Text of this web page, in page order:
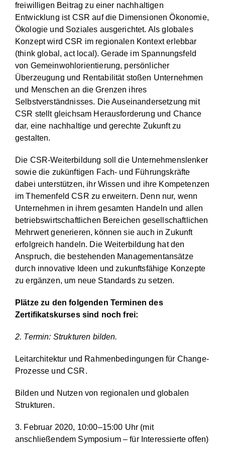
freiwilligen Beitrag zu einer nachhaltigen
Entwicklung ist CSR auf die Dimensionen Ökonomie,
Ökologie und Soziales ausgerichtet. Als globales
Konzept wird CSR im regionalen Kontext erlebbar
(think global, act local). Gerade im Spannungsfeld
von Gemeinwohlorientierung, persönlicher
Überzeugung und Rentabilität stoßen Unternehmen
und Menschen an die Grenzen ihres
Selbstverständnisses. Die Auseinandersetzung mit
CSR stellt gleichsam Herausforderung und Chance
dar, eine nachhaltige und gerechte Zukunft zu
gestalten.
Die CSR-Weiterbildung soll die Unternehmenslenker
sowie die zukünftigen Fach- und Führungskräfte
dabei unterstützen, ihr Wissen und ihre Kompetenzen
im Themenfeld CSR zu erweitern. Denn nur, wenn
Unternehmen in ihrem gesamten Handeln und allen
betriebswirtschaftlichen Bereichen gesellschaftlichen
Mehrwert generieren, können sie auch in Zukunft
erfolgreich handeln. Die Weiterbildung hat den
Anspruch, die bestehenden Managementansätze
durch innovative Ideen und zukunftsfähige Konzepte
zu ergänzen, um neue Standards zu setzen.
Plätze zu den folgenden Terminen des
Zertifikatskurses sind noch frei:
2. Termin: Strukturen bilden.
Leitarchitektur und Rahmenbedingungen für Change-
Prozesse und CSR.
Bilden und Nutzen von regionalen und globalen
Strukturen.
3. Februar 2020, 10:00–15:00 Uhr (mit
anschließendem Symposium – für Interessierte offen)